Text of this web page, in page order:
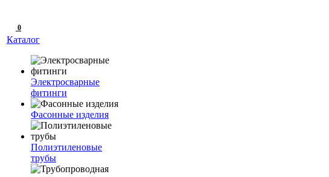
0
Каталог
Электросварные
фитинги
Фасонные изделия
Полиэтиленовые
трубы